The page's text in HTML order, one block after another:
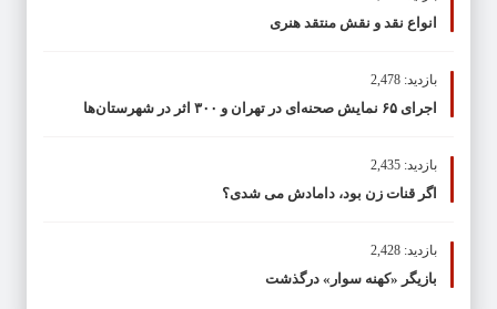
انواع نقد و نقش منتقد هنری
بازدید: 2,478
اجرای ۶۵ نمایش صحنه‌ای در تهران و ۳۰۰ اثر در شهرستان‌ها
بازدید: 2,435
اگر قنات زن بود، دامادش می شدی؟
بازدید: 2,428
بازیگر «کهنه سوار» درگذشت